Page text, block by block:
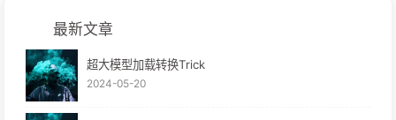
最新文章
超大模型加载转换Trick
2024-05-20